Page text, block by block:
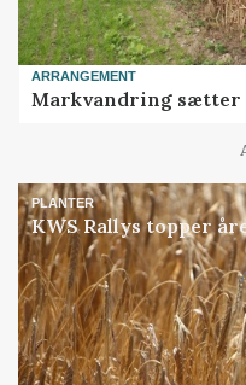
ARRANGEMENT
Markvandring sætter
PLANTER
KWS Rallys topper